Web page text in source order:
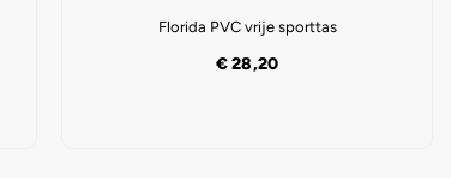
Florida PVC vrije sporttas
€28,20